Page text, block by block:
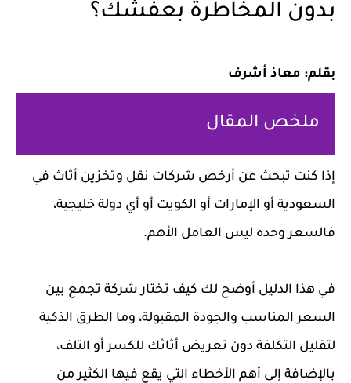
بدون المخاطرة بعفشك؟
بقلم: معاذ أشرف
ملخص المقال
إذا كنت تبحث عن أرخص شركات نقل وتخزين أثاث في
السعودية أو الإمارات أو الكويت أو أي دولة خليجية،
فالسعر وحده ليس العامل الأهم.
في هذا الدليل أوضح لك كيف تختار شركة تجمع بين
السعر المناسب والجودة المقبولة، وما الطرق الذكية
لتقليل التكلفة دون تعريض أثاثك للكسر أو التلف،
بالإضافة إلى أهم الأخطاء التي يقع فيها الكثير من